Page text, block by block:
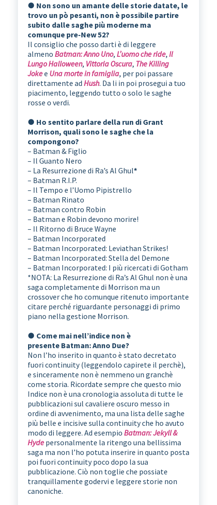
● Non sono un amante delle storie datate, le
trovo un pò pesanti, non è possibile partire
subito dalle saghe più moderne ma
comunque pre-New 52?
Il consiglio che posso darti è di leggere
almeno Batman: Anno Uno, L’uomo che ride, Il
Lungo Halloween, Vittoria Oscura, The Killing
Jokee Una morte in famiglia, per poi passare
direttamente ad Hush. Da li in poi prosegui a tuo
piacimento, leggendo tutto o solo le saghe
rosse o verdi.
● Ho sentito parlare della run di Grant
Morrison, quali sono le saghe che la
compongono?
– Batman & Figlio
– Il Guanto Nero
– La Resurrezione di Ra’s Al Ghul*
– Batman R.I.P.
– Il Tempo e l’Uomo Pipistrello
– Batman Rinato
– Batman contro Robin
– Batman e Robin devono morire!
– Il Ritorno di Bruce Wayne
– Batman Incorporated
– Batman Incorporated: Leviathan Strikes!
– Batman Incorporated: Stella del Demone
– Batman Incorporated: I più ricercati di Gotham
*NOTA: La Resurrezione di Ra’s Al Ghul non è una
saga completamente di Morrison ma un
crossover che ho comunque ritenuto importante
citare perché riguardante personaggi di primo
piano nella gestione Morrison.
● Come mai nell’indice non è
presente Batman: Anno Due?
Non l’ho inserito in quanto è stato decretato
fuori continuity (leggendolo capirete il perchè),
e sinceramente non è nemmeno un granchè
come storia. Ricordate sempre che questo mio
Indice non è una cronologia assoluta di tutte le
pubblicazioni sul cavaliere oscuro messo in
ordine di avvenimento, ma una lista delle saghe
più belle e incisive sulla continuity che ho avuto
modo di leggere. Ad esempio Batman: Jekyll &
Hydepersonalmente la ritengo una bellissima
saga ma non l’ho potuta inserire in quanto posta
poi fuori continuity poco dopo la sua
pubblicazione. Ciò non toglie che possiate
tranquillamente godervi e leggere storie non
canoniche.